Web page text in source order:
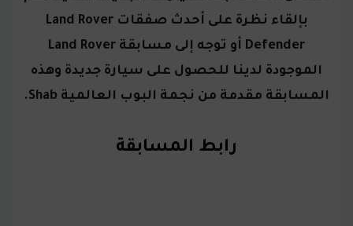
بإلقاء نظرة على أحدث صفقات Land Rover
Defender أو توجه إلى مسابقة Land Rover
الموجودة لدينا للحصول على سيارة جديدة وهذه
المسابقة مقدمة من نجمة البوب العالمية Shab
.
رابط المسابقة